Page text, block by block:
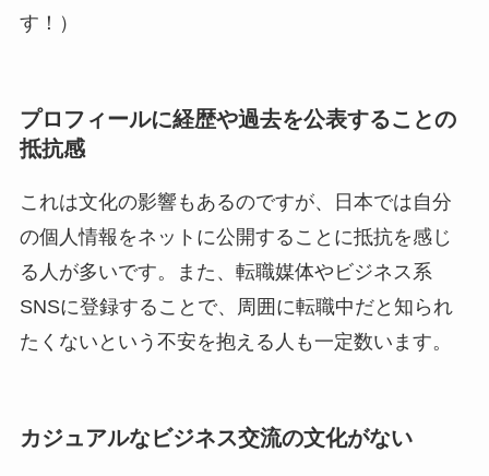
す！）
プロフィールに経歴や過去を公表することの
抵抗感
これは文化の影響もあるのですが、日本では自分
の個人情報をネットに公開することに抵抗を感じ
る人が多いです。また、転職媒体やビジネス系
SNSに登録することで、周囲に転職中だと知られ
たくないという不安を抱える人も一定数います。
カジュアルなビジネス交流の文化がない